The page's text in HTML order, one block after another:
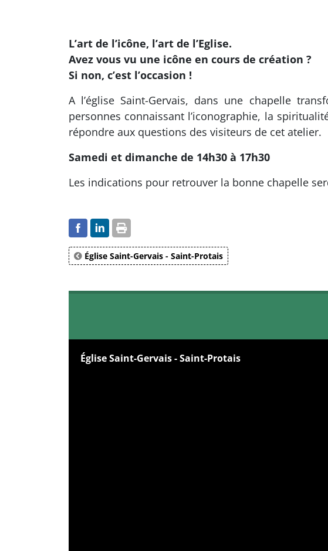
L’art de l’icône, l’art de l’Eglise.
Avez vous vu une icône en cours de création ?
Si non, c’est l’occasion !
A l’église Saint-Gervais, dans une chapelle
personnes connaissant l’iconographie, la
répondre aux questions des visiteurs de cet atelier.
Samedi et dimanche de 14h30 à 17h30
Les indications pour retrouver la bonne chapelle
Église Saint-Gervais - Saint-Protais
Église Saint-Gervais - Saint-Protais